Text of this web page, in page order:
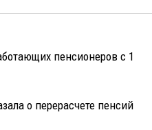
пенсионеров с 1
о перерасчете пенсий